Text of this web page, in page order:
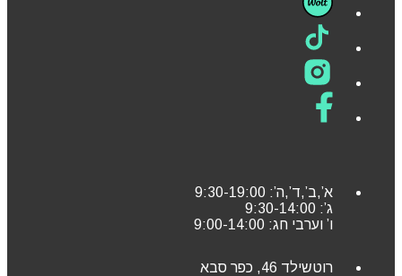
א’,ב’,ד’,ה’: 9:30-19:00
ג’: 9:30-14:00
ו’ וערבי חג: 9:00-14:00
רוטשילד 46, כפר סבא